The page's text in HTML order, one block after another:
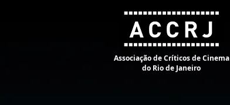
Associação de Críticos de Cinema
do Rio de Janeiro